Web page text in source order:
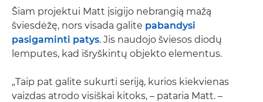
Šiam projektui Matt įsigijo nebrangią mažą
šviesdėžę, nors visada galite pabandysi
pasigaminti patys. Jis naudojo šviesos diodų
lemputes, kad išryškintų objekto elementus.
„Taip pat galite sukurti seriją, kurios kiekvienas
vaizdas atrodo visiškai kitoks, – pataria Matt. –